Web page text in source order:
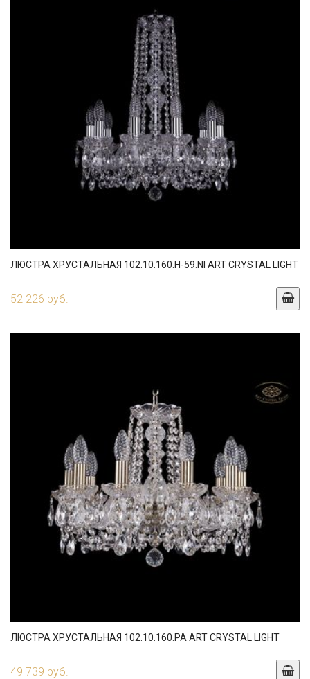
ЛЮСТРА ХРУСТАЛЬНАЯ 102.10.160.H-59.NI ART CRYSTAL LIGHT
52 226 руб.
ЛЮСТРА ХРУСТАЛЬНАЯ 102.10.160.PA ART CRYSTAL LIGHT
49 739 руб.